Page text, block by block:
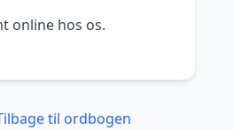
online hos os.
til ordbogen